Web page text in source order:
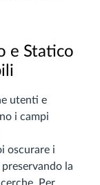
e Statico
utenti e
i campi
oscurare i
la